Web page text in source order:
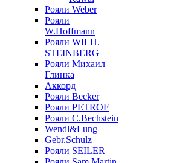
Рояли Weber
Рояли
W.Hoffmann
Рояли WILH.
STEINBERG
Рояли Михаил
Глинка
Аккорд
Рояли Becker
Рояли PETROF
Рояли C.Bechstein
Wendl&Lung
Gebr.Schulz
Рояли SEILER